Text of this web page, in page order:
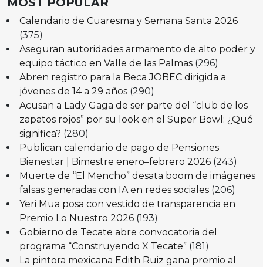
Calendario de Cuaresma y Semana Santa 2026
(375)
Aseguran autoridades armamento de alto poder y
equipo táctico en Valle de las Palmas (296)
Abren registro para la Beca JOBEC dirigida a
jóvenes de 14 a 29 años (290)
Acusan a Lady Gaga de ser parte del “club de los
zapatos rojos” por su look en el Super Bowl: ¿Qué
significa? (280)
Publican calendario de pago de Pensiones
Bienestar | Bimestre enero–febrero 2026 (243)
Muerte de “El Mencho” desata boom de imágenes
falsas generadas con IA en redes sociales (206)
Yeri Mua posa con vestido de transparencia en
Premio Lo Nuestro 2026 (193)
Gobierno de Tecate abre convocatoria del
programa “Construyendo X Tecate” (181)
La pintora mexicana Edith Ruiz gana premio al